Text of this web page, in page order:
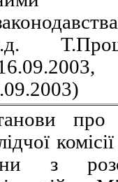
про
з